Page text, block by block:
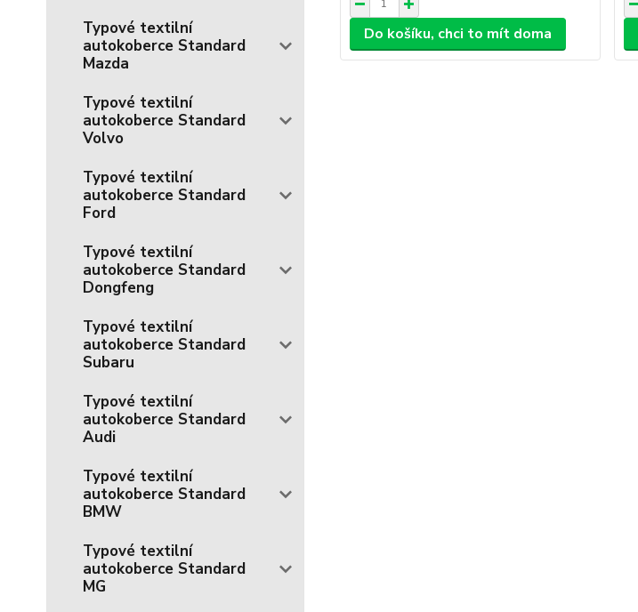
Typové textilní
autokoberce Standard
Mazda
Typové textilní
autokoberce Standard
Volvo
Typové textilní
autokoberce Standard
Ford
Typové textilní
autokoberce Standard
Dongfeng
Typové textilní
autokoberce Standard
Subaru
Typové textilní
autokoberce Standard
Audi
Typové textilní
autokoberce Standard
BMW
Typové textilní
autokoberce Standard
MG
Do košíku, chci to mít doma